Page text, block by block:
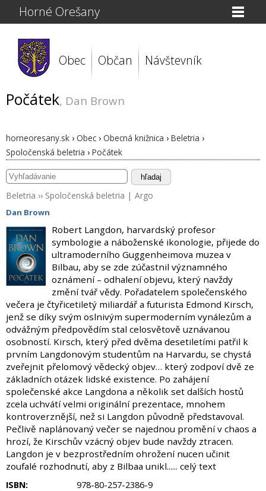
Horné Orešany
Obec Občan Návštevník
Počátek, Dan Brown
horneoresany.sk › Obec › Obecná knižnica › Beletria ›
Spoločenská beletria › Počátek
hľadaj
Beletria ›› Spoločenská beletria | Argo
Dan Brown
Robert Langdon, harvardský profesor
symbologie a náboženské ikonologie, přijede do
ultramoderního Guggenheimova muzea v
Bilbau, aby se zde zúčastnil významného
oznámení – odhalení objevu, který navždy
změní tvář vědy. Pořadatelem společenského
večera je čtyřicetiletý miliardář a futurista Edmond Kirsch,
jenž se díky svým oslnivým supermoderním vynálezům a
odvážným předpovědím stal celosvětově uznávanou
osobností. Kirsch, který před dvěma desetiletími patřil k
prvním Langdonovým studentům na Harvardu, se chystá
zveřejnit přelomový vědecký objev… který zodpoví dvě ze
základních otázek lidské existence. Po zahájení
společenské akce Langdona a několik set dalších hostů
zcela uchvátí velmi originální prezentace, mnohem
kontroverznější, než si Langdon původně představoval.
Pečlivě naplánovaný večer se najednou promění v chaos a
hrozí, že Kirschův vzácný objev bude navždy ztracen.
Langdon je v bezprostředním ohrožení nucen učinit
zoufalé rozhodnutí, aby z Bilbaa unikl...... celý text
ISBN:
978-80-257-2386-9